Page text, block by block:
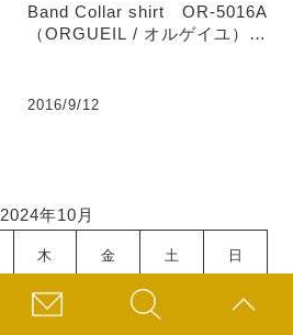
Band Collar shirt OR-5016A
（ORGUEIL / オルゲイユ）
2016/9/12
2024年10月
木 金 土 日
3 6